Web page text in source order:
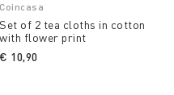
Coincasa
Set of 2 tea cloths in cotton
with flower print
€ 10,90